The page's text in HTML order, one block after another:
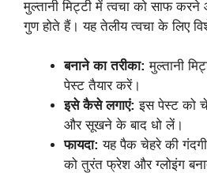
मुल्तानी मिट्टी में त्वचा को साफ
गुण होते हैं। यह तेलीय त्वचा के लिए
बनाने का तरीका:मुल्तानी
पेस्ट तैयार करें।
इसे कैसे लगाएं: इस पेस्ट को
और सूखने के बाद धो लें।
फायदा:यह पैक चेहरे की
को तुरंत फ्रेश और ग्लोइंग